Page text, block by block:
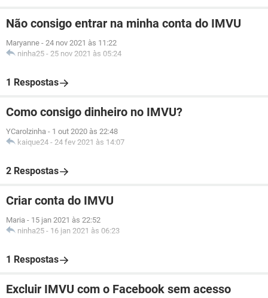
Não consigo entrar na minha conta do IMVU
Maryanne - 24 nov 2021 às 11:22
ninha25 - 25 nov 2021 às 05:24
1 Respostas
Como consigo dinheiro no IMVU?
YCarolzinha - 1 out 2020 às 22:48
kaique24 - 24 fev 2021 às 14:07
2 Respostas
Criar conta do IMVU
Maria - 15 jan 2021 às 22:52
ninha25 - 16 jan 2021 às 06:23
1 Respostas
Excluir IMVU com o Facebook sem acesso